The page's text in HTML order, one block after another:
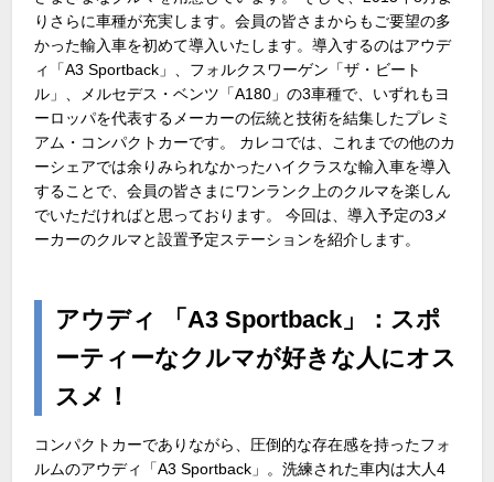
りさらに車種が充実します。会員の皆さまからもご要望の多
かった輸入車を初めて導入いたします。導入するのはアウデ
ィ「A3 Sportback」、フォルクスワーゲン「ザ・ビート
ル」、メルセデス・ベンツ「A180」の3車種で、いずれもヨ
ーロッパを代表するメーカーの伝統と技術を結集したプレミ
アム・コンパクトカーです。 カレコでは、これまでの他のカ
ーシェアでは余りみられなかったハイクラスな輸入車を導入
することで、会員の皆さまにワンランク上のクルマを楽しん
でいただければと思っております。 今回は、導入予定の3メ
ーカーのクルマと設置予定ステーションを紹介します。
アウディ 「A3 Sportback」：スポ
ーティーなクルマが好きな人にオス
スメ！
コンパクトカーでありながら、圧倒的な存在感を持ったフォ
ルムのアウディ「A3 Sportback」。洗練された車内は大人4